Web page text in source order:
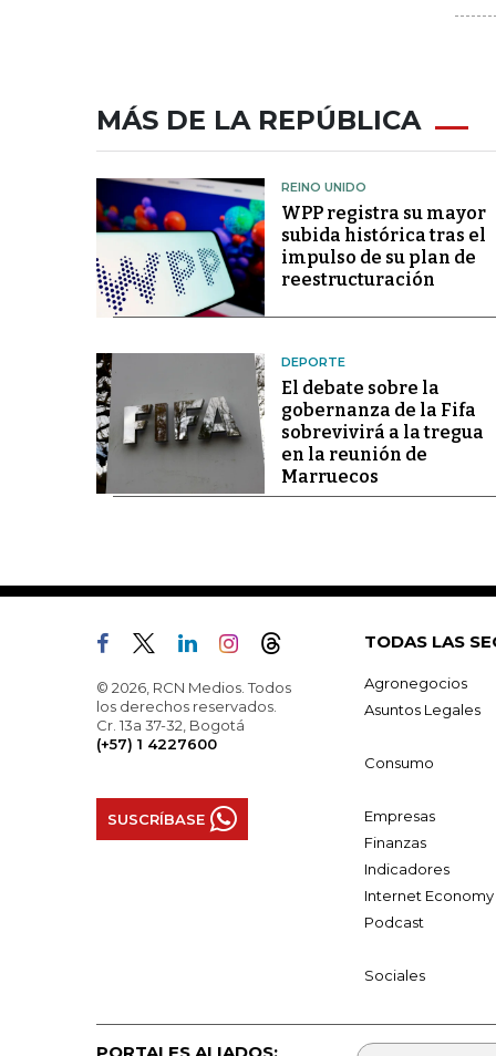
MÁS DE LA REPÚBLICA
REINO UNIDO
WPP registra su mayor
subida histórica tras el
impulso de su plan de
reestructuración
DEPORTE
El debate sobre la
gobernanza de la Fifa
sobrevivirá a la tregua
en la reunión de
Marruecos
© 2026, RCN Medios. Todos
los derechos reservados.
Cr. 13a 37-32, Bogotá
(+57) 1 4227600
SUSCRÍBASE
TODAS LAS
Agronegocios
Asuntos Legales
Consumo
Empresas
Finanzas
Indicadores
Internet Economy
Podcast
Sociales